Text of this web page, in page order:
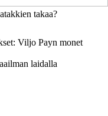
takaa?
Viljo Payn monet
laidalla